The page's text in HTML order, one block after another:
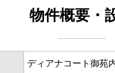
物件概要・
ディアナコート御苑